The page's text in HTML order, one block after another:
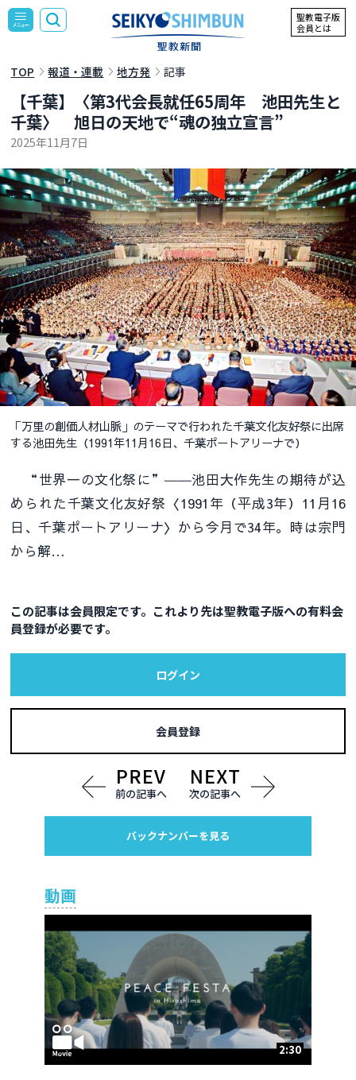
聖教電子版
会員とは
TOP 報道・連載 地方発 記事
【千葉】〈第3代会長就任65周年 池田先生と
千葉〉 旭日の天地で“魂の独立宣言”
2025年11月7日
「万里の創価人材山脈」のテーマで行われた千葉文化友好祭に出席
する池田先生（1991年11月16日、千葉ポートアリーナで）
“世界一の文化祭に”――池田大作先生の期待が込
められた千葉文化友好祭〈1991年（平成3年）11月16
日、千葉ポートアリーナ〉から今月で34年。時は宗門
から解…
この記事は会員限定です。これより先は聖教電子版への有料会
員登録が必要です。
ログイン
会員登録
前の記事へ 次の記事へ
バックナンバーを見る
動画
2:30